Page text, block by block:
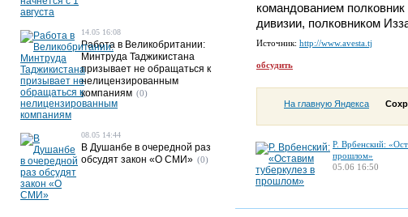
командованием
дивизии, полковником
Источник: http://www.avesta.tj
обсудить
На главную Яндекса
Р. Врбенский:
прошлом»
05.06 16:50
14.05 16:08
Работа в Великобритании:
Минтруда Таджикистана
призывает не обращаться к
нелицензированным
компаниям (0)
08.05 14:44
В Душанбе в очередной раз
обсудят закон «О СМИ» (0)